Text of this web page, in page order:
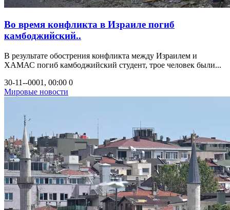
Во время конфликта в Израиле погиб
камбоджийский..
В результате обострения конфликта между Израилем и
ХАМАС погиб камбоджийский студент, трое человек были...
30-11--0001, 00:00 0
Мировые новости